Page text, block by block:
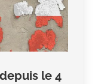
le 4